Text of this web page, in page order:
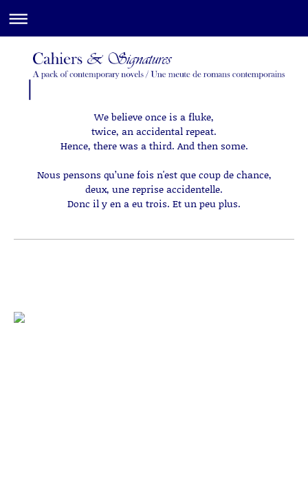
We believe once is a fluke,
twice, an accidental repeat.
Hence, there was a third. And then some.
Nous pensons qu’une fois n'est que coup de chance,
deux, une reprise accidentelle.
Donc il y en a eu trois. Et un peu plus.